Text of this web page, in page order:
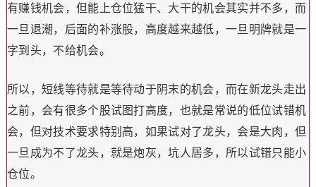
有赚钱机会，但能上仓位猛干、大干的机会其实并不多，而
一旦退潮，后面的补涨股，高度越来越低，一旦明牌就是一
字到头，不给机会。
所以，短线等待就是等待动于阴末的机会，而在新龙头走出
之前，会有很多个股试图打高度，也就是常说的低位试错机
会，但对技术要求特别高，如果试对了龙头，会是大肉，但
一旦成为不了龙头，就是炮灰，坑人居多，所以试错只能小
仓位。